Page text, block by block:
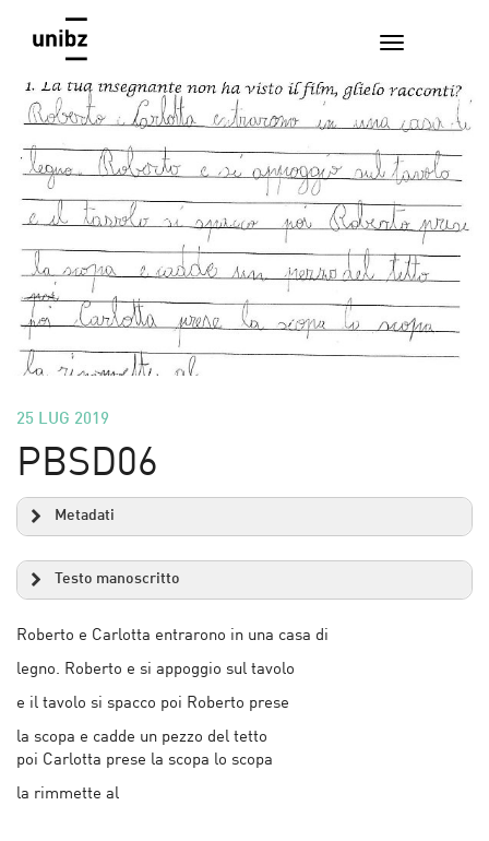
25 LUG 2019
PBSD06
Metadati
Testo manoscritto
Roberto e Carlotta entrarono in una casa di
legno. Roberto e si appoggio sul tavolo
e il tavolo si spacco poi Roberto prese
la scopa e cadde un pezzo del tetto
poi Carlotta prese la scopa lo scopa
la rimmette al